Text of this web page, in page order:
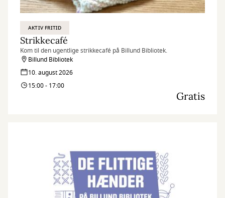
AKTIV FRITID
Strikkecafé
Kom til den ugentlige strikkecafé på Billund Bibliotek.
Billund Bibliotek
10. august 2026
15:00 - 17:00
Gratis